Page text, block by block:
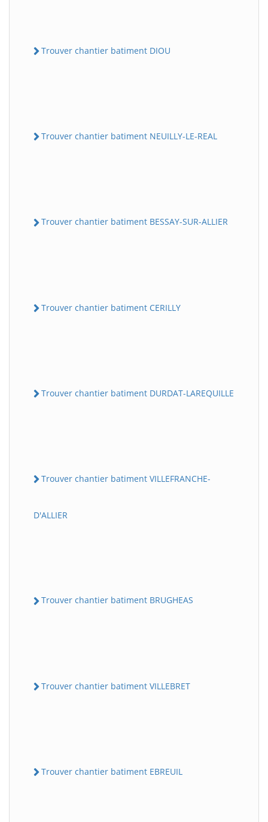
Trouver chantier batiment DIOU
Trouver chantier batiment NEUILLY-LE-REAL
Trouver chantier batiment BESSAY-SUR-ALLIER
Trouver chantier batiment CERILLY
Trouver chantier batiment DURDAT-LAREQUILLE
Trouver chantier batiment VILLEFRANCHE-
D'ALLIER
Trouver chantier batiment BRUGHEAS
Trouver chantier batiment VILLEBRET
Trouver chantier batiment EBREUIL